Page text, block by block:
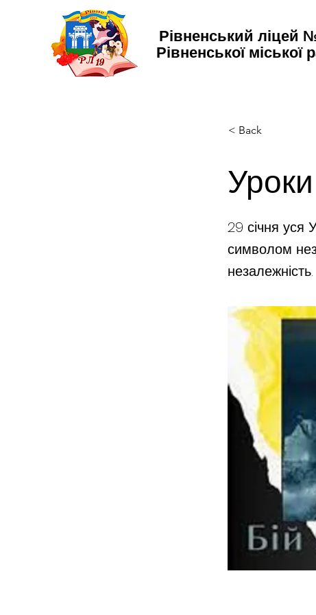
Рівненський ліцей
Рівненської міської
< Back
29 січня уся
символом
незалежність.